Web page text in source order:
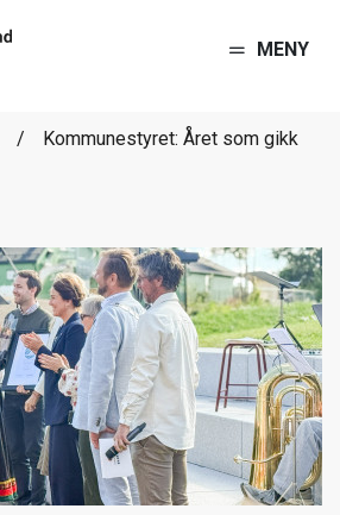
MENY
Kommunestyret: Året som gikk